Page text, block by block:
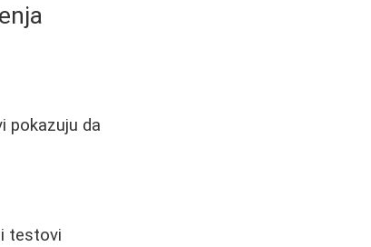
pokazuju da
testovi